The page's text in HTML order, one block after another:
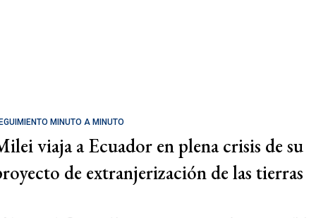
MINUTO A MINUTO
viaja a Ecuador en plena crisis de su
de extranjerización de las tierras